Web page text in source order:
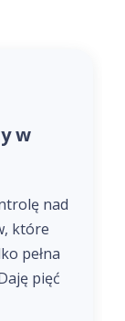
w
nad
które
pełna
pięć